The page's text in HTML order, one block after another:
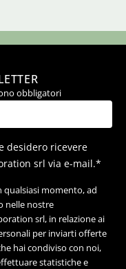
obbligatori
desidero ricevere
srl via e-mail.*
qualsiasi momento, ad
nelle nostre
srl, in relazione ai
per inviarti offerte
hai condiviso con noi,
statistiche e